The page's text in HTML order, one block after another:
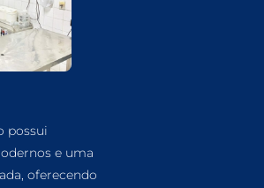
possui
e uma
oferecendo